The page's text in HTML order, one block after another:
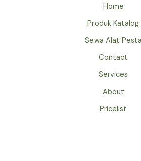
Home
Produk Katalog
Sewa Alat Pesta
Contact
Services
About
Pricelist